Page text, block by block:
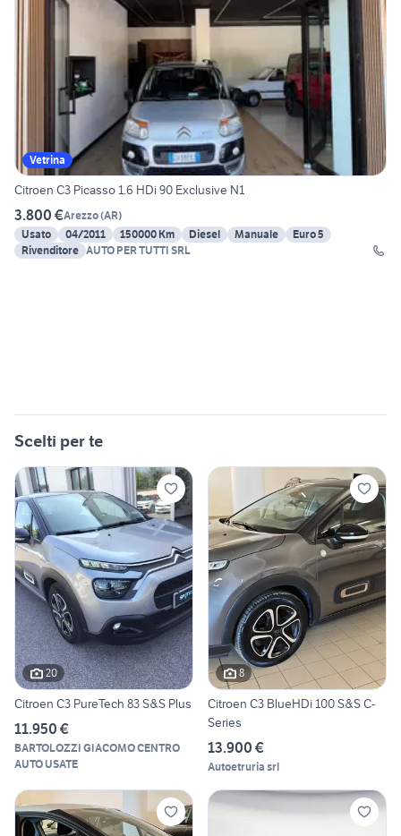
Vetrina
Citroen C3 Picasso 1.6 HDi 90 Exclusive N1
3.800 €Arezzo(AR)
Usato
04/2011 150000 Km Diesel Manuale
Euro 5
Rivenditore AUTO PER TUTTI SRL
Scelti per te
20
Citroen C3 PureTech 83 S&S Plus
11.950 €
BARTOLOZZI GIACOMO CENTRO
AUTO USATE
8
Citroen C3 BlueHDi 100 S&S C-
Series
13.900 €
Autoetruria srl